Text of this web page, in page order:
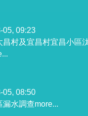
05, 09:23
昌村及宜昌村宜昌小區
05, 08:50
漏水調查more...